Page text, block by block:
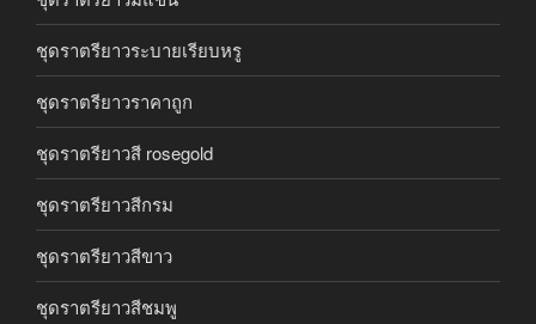
ชุดราตรียาวระบายเรียบหรู
ชุดราตรียาวราคาถูก
ชุดราตรียาวสี rosegold
ชุดราตรียาวสีกรม
ชุดราตรียาวสีขาว
ชุดราตรียาวสีชมพู